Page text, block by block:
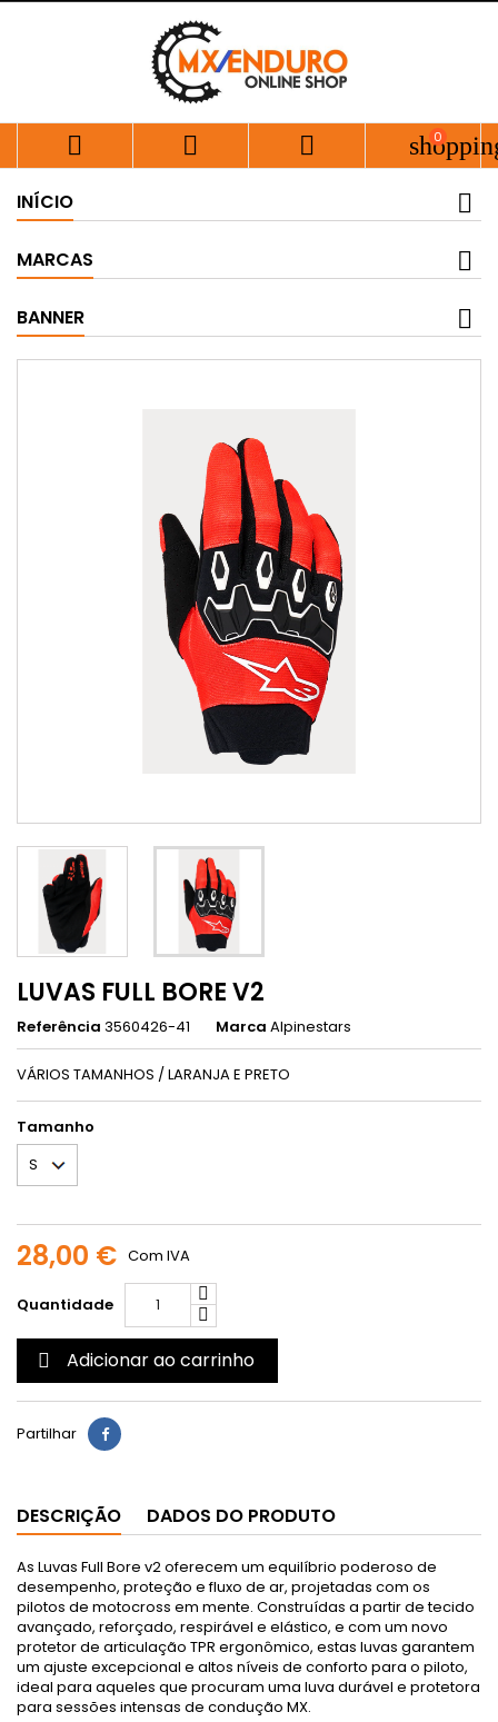
   0
INÍCIO
MARCAS
BANNER
LUVAS FULL BORE V2
Referência 3560426-41 Marca Alpinestars
VÁRIOS TAMANHOS / LARANJA E PRETO
Tamanho
28,00 € Com IVA
Quantidade
 Adicionar ao carrinho
Partilhar
DESCRIÇÃO DADOS DO PRODUTO
As Luvas Full Bore v2 oferecem um equilíbrio poderoso de
desempenho, proteção e fluxo de ar, projetadas com os
pilotos de motocross em mente. Construídas a partir de tecido
avançado, reforçado, respirável e elástico, e com um novo
protetor de articulação TPR ergonômico, estas luvas garantem
um ajuste excepcional e altos níveis de conforto para o piloto,
ideal para aqueles que procuram uma luva durável e protetora
para sessões intensas de condução MX.